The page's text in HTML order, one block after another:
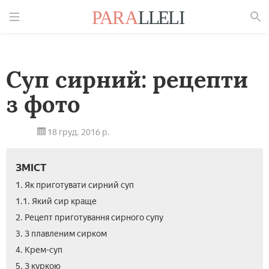
Суп сирний: рецепти
з фото
18 груд. 2016 р.
ЗМІСТ
1. Як приготувати сирний суп
1.1. Який сир краще
2. Рецепт приготування сирного супу
3. З плавленим сирком
4. Крем-суп
5. З куркою